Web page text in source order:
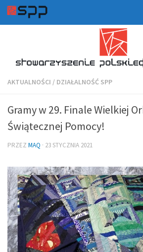
AKTUALNOŚCI / DZIAŁALNOŚĆ SPP
Gramy w 29. Finale Wielkiej
Świątecznej Pomocy!
PRZEZ MAQ · 23 STYCZNIA 2021